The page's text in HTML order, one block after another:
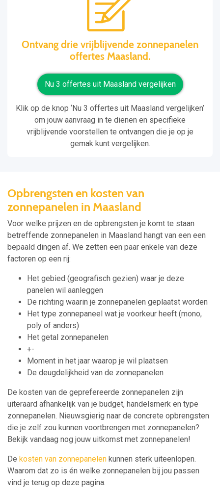
Ontvang drie vrijblijvende zonnepanelen
offertes Maasland.
Nu 3 offertes uit Maasland vergelijken
Klik op de knop ‘Nu 3 offertes uit Maasland vergelijken’
om jouw aanvraag in te dienen en specifieke
vrijblijvende voorstellen te ontvangen die je op je
gemak kunt vergelijken.
Opbrengsten en kosten van
zonnepanelen in Maasland
Voor welke prijzen en de opbrengsten je komt te staan
betreffende zonnepanelen in Maasland hangt van een een
bepaald dingen af. We zetten een paar enkele van deze
factoren op een rij:
Het gebied (geografisch gezien) waar je deze
panelen wil aanleggen
De richting waarin je zonnepanelen geplaatst worden
Het type zonnepaneel wat je voorkeur heeft (mono,
poly of anders)
Het getal zonnepanelen
+-
Moment in het jaar waarop je wil plaatsen
De deugdelijkheid van de zonnepanelen
De kosten van de geprefereerde zonnepanelen zijn
uiteraard afhankelijk van je budget, handelsmerk en type
zonnepanelen. Nieuwsgierig naar de concrete opbrengsten
die je zelf zou kunnen voortbrengen met zonnepanelen?
Bekijk vandaag nog jouw uitkomst met zonnepanelen!
De kosten van zonnepanelen kunnen sterk uiteenlopen.
Waarom dat zo is én welke zonnepanelen bij jou passen
vind je terug op deze pagina.